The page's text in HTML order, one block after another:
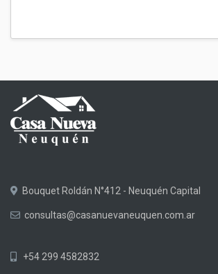
Bouquet Roldán N°412 - Neuquén Capital
consultas@casanuevaneuquen.com.ar
+54 299 4582832